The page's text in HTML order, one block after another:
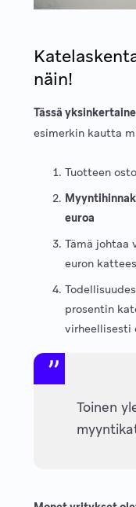
näin!
Tässä
esimerkin kautta
Tuotteen
euroa
Tämä johtaa
euron
prosentin
virheellisesti
Toinen